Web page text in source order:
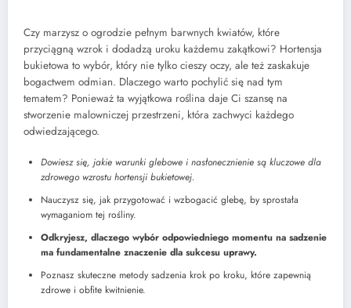
Czy marzysz o ogrodzie pełnym barwnych kwiatów, które
przyciągną wzrok i dodadzą uroku każdemu zakątkowi? Hortensja
bukietowa to wybór, który nie tylko cieszy oczy, ale też zaskakuje
bogactwem odmian. Dlaczego warto pochylić się nad tym
tematem? Ponieważ ta wyjątkowa roślina daje Ci szansę na
stworzenie malowniczej przestrzeni, która zachwyci każdego
odwiedzającego.
Dowiesz się, jakie warunki glebowe i nasłonecznienie są kluczowe dla
zdrowego wzrostu hortensji bukietowej.
Nauczysz się, jak przygotować i wzbogacić glebę, by sprostała
wymaganiom tej rośliny.
Odkryjesz, dlaczego wybór odpowiedniego momentu na sadzenie
ma fundamentalne znaczenie dla sukcesu uprawy.
Poznasz skuteczne metody sadzenia krok po kroku, które zapewnią
zdrowe i obfite kwitnienie.